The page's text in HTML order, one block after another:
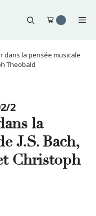
dans la pensée musicale
Theobald
2
la
J.S. Bach,
Christoph